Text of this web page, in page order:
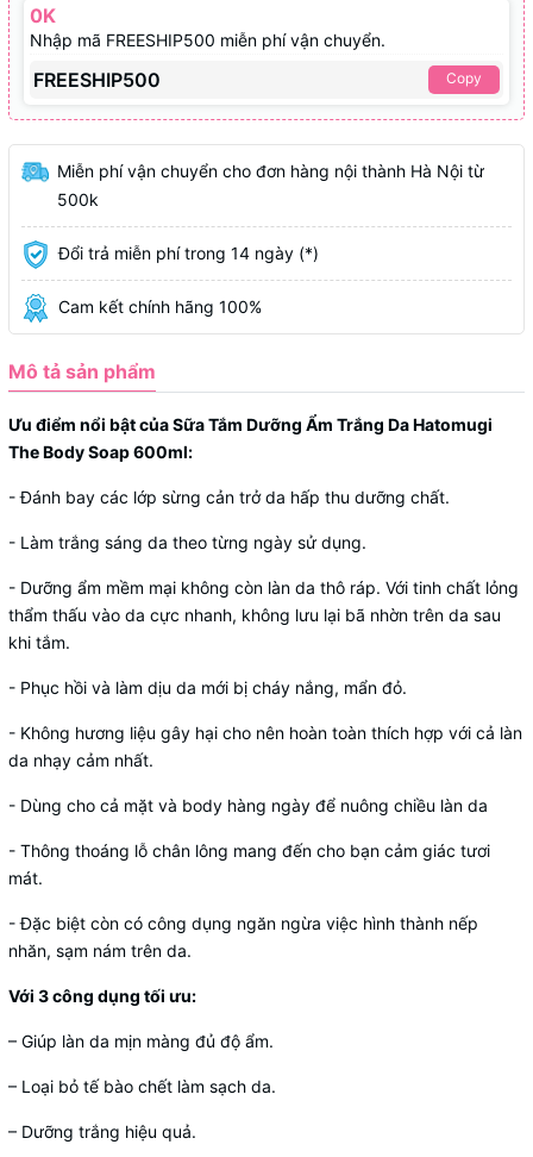
0K
Nhập mã FREESHIP500 miễn phí vận chuyển.
FREESHIP500 Copy
Miễn phí vận chuyển cho đơn hàng nội thành Hà Nội từ
500k
Đổi trả miễn phí trong 14 ngày (*)
Cam kết chính hãng 100%
Mô tả sản phẩm
Ưu điểm nổi bật của Sữa Tắm Dưỡng Ẩm Trắng Da Hatomugi
The Body Soap 600ml:
- Đánh bay các lớp sừng cản trở da hấp thu dưỡng chất.
- Làm trắng sáng da theo từng ngày sử dụng.
- Dưỡng ẩm mềm mại không còn làn da thô ráp. Với tinh chất lỏng
thẩm thấu vào da cực nhanh, không lưu lại bã nhờn trên da sau
khi tắm.
- Phục hồi và làm dịu da mới bị cháy nắng, mẩn đỏ.
- Không hương liệu gây hại cho nên hoàn toàn thích hợp với cả làn
da nhạy cảm nhất.
- Dùng cho cả mặt và body hàng ngày để nuông chiều làn da
- Thông thoáng lỗ chân lông mang đến cho bạn cảm giác tươi
mát.
- Đặc biệt còn có công dụng ngăn ngừa việc hình thành nếp
nhăn, sạm nám trên da.
Với 3 công dụng tối ưu:
– Giúp làn da mịn màng đủ độ ẩm.
– Loại bỏ tế bào chết làm sạch da.
– Dưỡng trắng hiệu quả.